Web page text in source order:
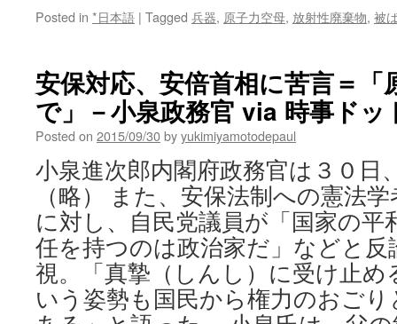
Posted in *日本語 | Tagged 兵器, 原子力空母, 放射性廃棄物, 被
安保対応、安倍首相に苦言＝「
で」－小泉政務官 via 時事ドッ
Posted on 2015/09/30byyukimiyamotodepaul
小泉進次郎内閣府政務官は３０日
（略） また、安保法制への憲法
に対し、自民党議員が「国家の平
任を持つのは政治家だ」などと
視。「真摯（しんし）に受け止
いう姿勢も国民から権力のおご